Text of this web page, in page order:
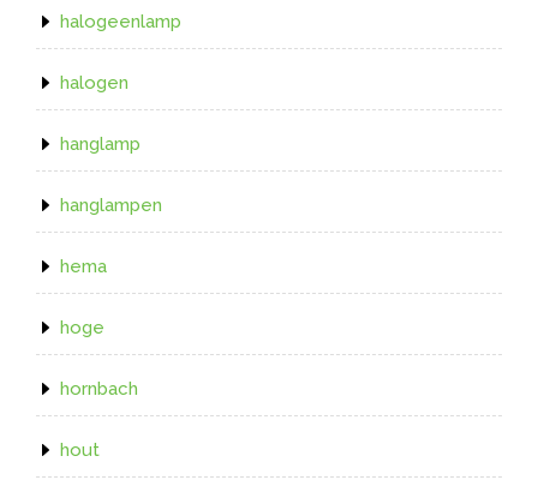
halogeenlamp
halogen
hanglamp
hanglampen
hema
hoge
hornbach
hout